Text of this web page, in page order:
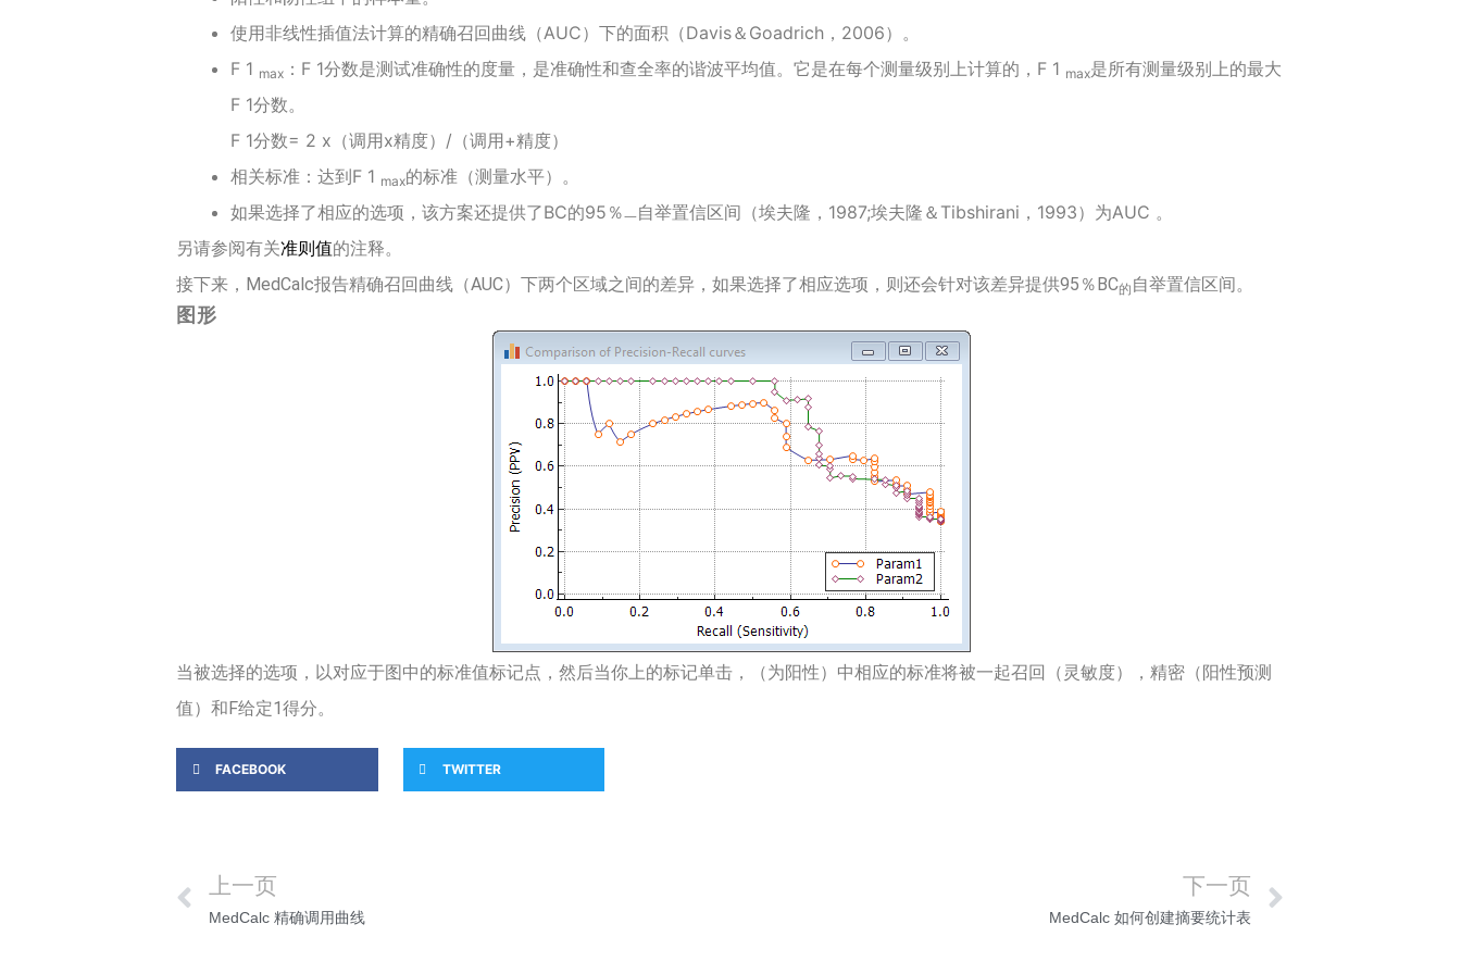
使用非线性插值法计算的精确召回曲线（AUC）下的面积（Davis＆Goadrich，2006）。
F 1 max ：F 1分数是测试准确性的度量，是准确性和查全率的谐波平均值。它是在每个测量级别上计算的，F 1 max是所有测量级别上的最大
F 1分数。
F 1分数= 2 x（调用x精度）/（调用+精度）
相关标准：达到F 1 max的标准（测量水平）。
如果选择了相应的选项，该方案还提供了BC的95％一自举置信区间 （埃夫隆，1987;埃夫隆＆Tibshirani，1993）为AUC 。
另请参阅有关准则值的注释。
接下来，MedCalc报告精确召回曲线（AUC）下两个区域之间的差异，如果选择了相应选项，则还会针对该差异提供95％BC的 自举置信区间。
图形
当被选择的选项，以对应于图中的标准值标记点，然后当你上的标记单击，（为阳性）中相应的标准将被一起召回（灵敏度），精密（阳性预测
值）和F给定1得分。
FACEBOOK TWITTER
上一页
MedCalc 精确调用曲线
下一页
MedCalc 如何创建摘要统计表